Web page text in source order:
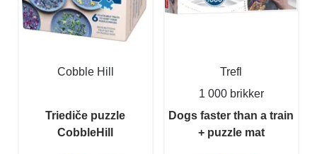
Cobble Hill
Triediče puzzle
CobbleHill
Trefl
1 000 brikker
Dogs faster than a train
+ puzzle mat